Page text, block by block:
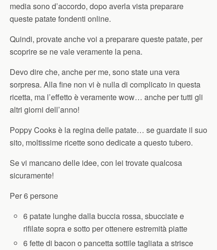
media sono d’accordo, dopo averla vista preparare
queste patate fondenti online.
Quindi, provate anche voi a preparare queste patate, per
scoprire se ne vale veramente la pena.
Devo dire che, anche per me, sono state una vera
sorpresa. Alla fine non vi è nulla di complicato in questa
ricetta, ma l’effetto è veramente wow… anche per tutti gli
altri giorni dell’anno!
Poppy Cooks è la regina delle patate… se guardate il suo
sito, moltissime ricette sono dedicate a questo tubero.
Se vi mancano delle idee, con lei trovate qualcosa
sicuramente!
Per 6 persone
6 patate lunghe dalla buccia rossa, sbucciate e
rifilate sopra e sotto per ottenere estremità piatte
6 fette di bacon o pancetta sottile tagliata a strisce